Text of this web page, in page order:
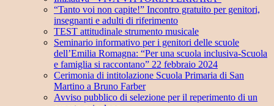
“Tanto voi non capite!” Incontro gratuito per genitori,
insegnanti e adulti di riferimento
TEST attitudinale strumento musicale
Seminario informativo per i genitori delle scuole
dell’Emilia Romagna: “Per una scuola inclusiva-Scuola
e famiglia si raccontano” 22 febbraio 2024
Cerimonia di intitolazione Scuola Primaria di San
Martino a Bruno Farber
Avviso pubblico di selezione per il reperimento di un